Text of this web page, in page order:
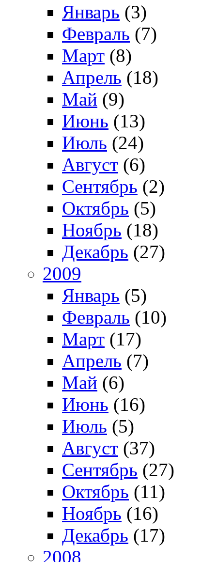
Январь (3)
Февраль (7)
Март (8)
Апрель (18)
Май (9)
Июнь (13)
Июль (24)
Август (6)
Сентябрь (2)
Октябрь (5)
Ноябрь (18)
Декабрь (27)
2009
Январь (5)
Февраль (10)
Март (17)
Апрель (7)
Май (6)
Июнь (16)
Июль (5)
Август (37)
Сентябрь (27)
Октябрь (11)
Ноябрь (16)
Декабрь (17)
2008